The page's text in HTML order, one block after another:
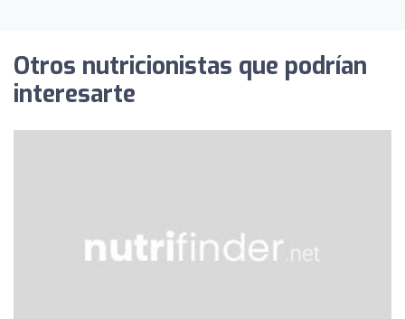
Otros nutricionistas que podrían
interesarte